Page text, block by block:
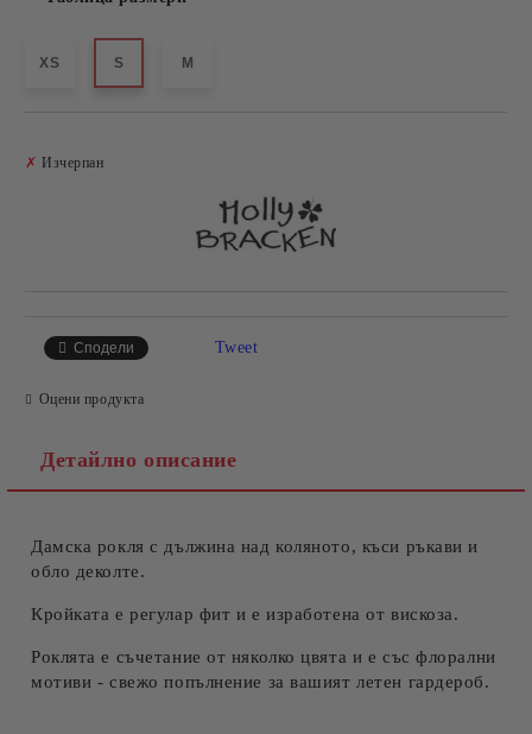
XS S M
✗ Изчерпан
Сподели Tweet
Оцени продукта
Детайлно описание
Дамска рокля с дължина над коляното, къси ръкави и
обло деколте.
Кройката е регулар фит и е изработена от вискоза.
Роклята е съчетание от няколко цвята и е със флорални
мотиви - свежо попълнение за вашият летен гардероб.